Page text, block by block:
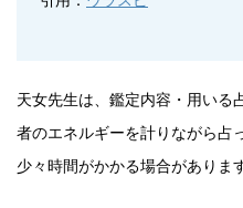
天女先生は、鑑定内容・用いる
者のエネルギーを計りながら占
少々時間がかかる場合がありま